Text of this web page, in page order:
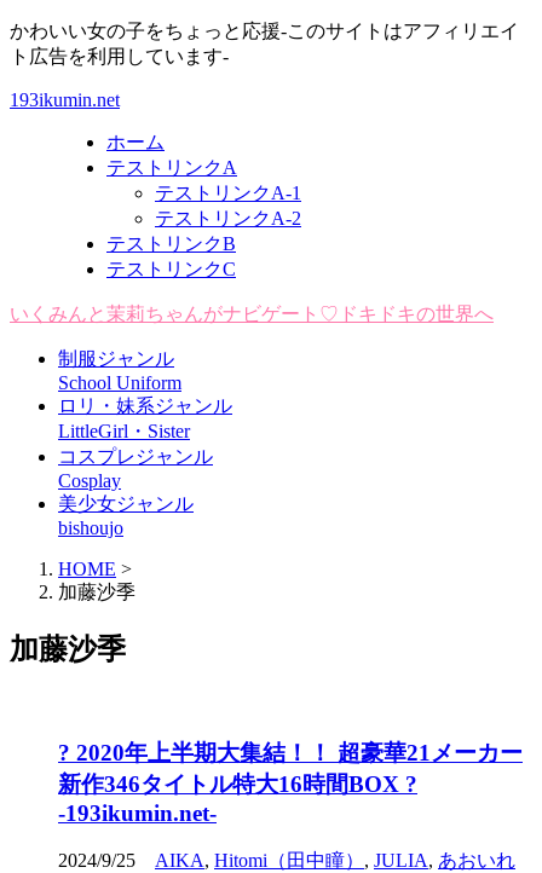
かわいい女の子をちょっと応援-このサイトはアフィリエイ
ト広告を利用しています-
193ikumin.net
ホーム
テストリンクA
テストリンクA-1
テストリンクA-2
テストリンクB
テストリンクC
いくみんと茉莉ちゃんがナビゲート♡ドキドキの世界へ
制服ジャンル
School Uniform
ロリ・妹系ジャンル
LittleGirl・Sister
コスプレジャンル
Cosplay
美少女ジャンル
bishoujo
HOME >
加藤沙季
加藤沙季
? 2020年上半期大集結！！ 超豪華21メーカー
新作346タイトル特大16時間BOX ?
-193ikumin.net-
2024/9/25 AIKA, Hitomi（田中瞳） , JULIA, あおいれ